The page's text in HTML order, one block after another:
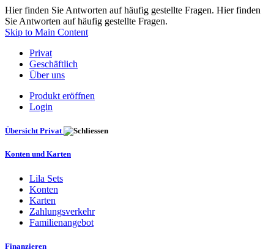
Hier finden Sie Antworten auf häufig gestellte Fragen. Hier finden
Sie Antworten auf häufig gestellte Fragen.
Skip to Main Content
Privat
Geschäftlich
Über uns
Produkt eröffnen
Login
Übersicht Privat
Konten und Karten
Lila Sets
Konten
Karten
Zahlungsverkehr
Familienangebot
Finanzieren